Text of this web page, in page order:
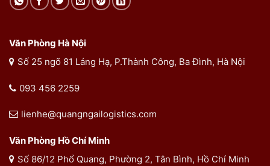
Văn Phòng Hà Nội
Số 25 ngõ 81 Láng Hạ, P.Thành Công, Ba Đình, Hà Nội
093 456 2259
lienhe@quangngailogistics.com
Văn Phòng Hồ Chí Minh
Số 86/12 Phổ Quang, Phường 2, Tân Bình, Hồ Chí Minh